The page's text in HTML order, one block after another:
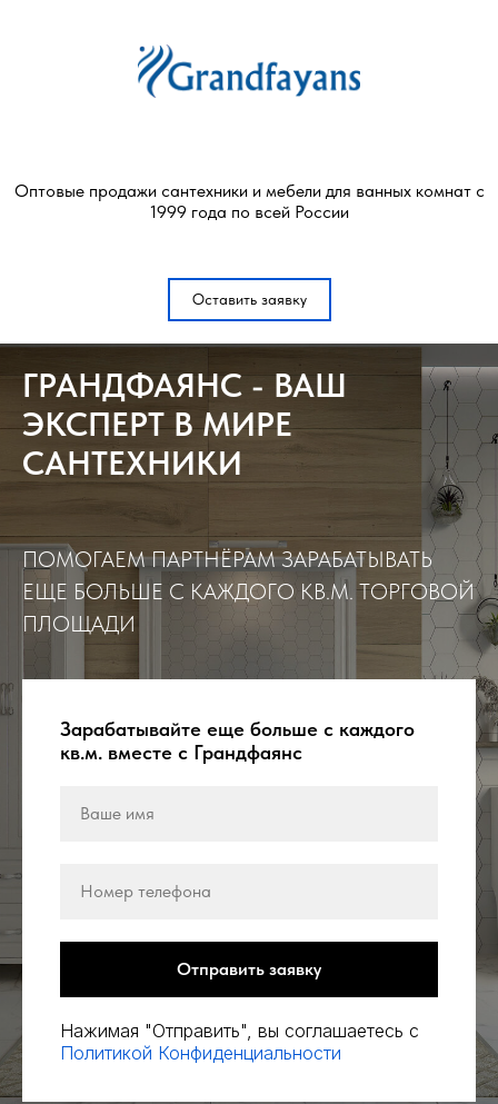
Оптовые продажи сантехники и мебели для ванных комнат с
1999 года по всей России
Оставить заявку
ГРАНДФАЯНС - ВАШ
ЭКСПЕРТ В МИРЕ
САНТЕХНИКИ
ПОМОГАЕМ ПАРТНЁРАМ ЗАРАБАТЫВАТЬ
ЕЩЕ БОЛЬШЕ С КАЖДОГО КВ.М. ТОРГОВОЙ
ПЛОЩАДИ
Зарабатывайте еще больше с каждого
кв.м. вместе с Грандфаянс
Отправить заявку
Нажимая "Отправить", вы соглашаетесь с
Политикой Конфиденциальности